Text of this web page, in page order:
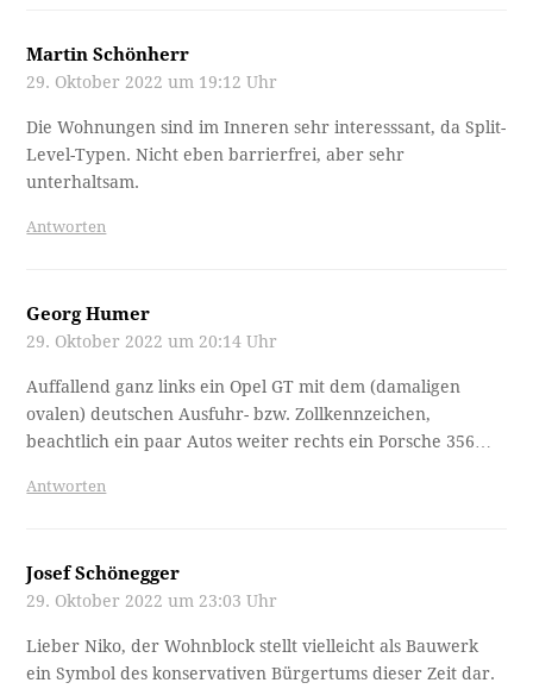
Martin Schönherr
29. Oktober 2022 um 19:12 Uhr
Die Wohnungen sind im Inneren sehr interesssant, da Split-
Level-Typen. Nicht eben barrierfrei, aber sehr
unterhaltsam.
Antworten
Georg Humer
29. Oktober 2022 um 20:14 Uhr
Auffallend ganz links ein Opel GT mit dem (damaligen
ovalen) deutschen Ausfuhr- bzw. Zollkennzeichen,
beachtlich ein paar Autos weiter rechts ein Porsche 356…
Antworten
Josef Schönegger
29. Oktober 2022 um 23:03 Uhr
Lieber Niko, der Wohnblock stellt vielleicht als Bauwerk
ein Symbol des konservativen Bürgertums dieser Zeit dar.